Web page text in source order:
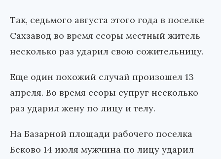
Так, седьмого августа этого года в поселке
Сахзавод во время ссоры местный житель
несколько раз ударил свою сожительницу.
Еще один похожий случай произошел 13
апреля. Во время ссоры супруг несколько
раз ударил жену по лицу и телу.
На Базарной площади рабочего поселка
Беково 14 июля мужчина по лицу ударил